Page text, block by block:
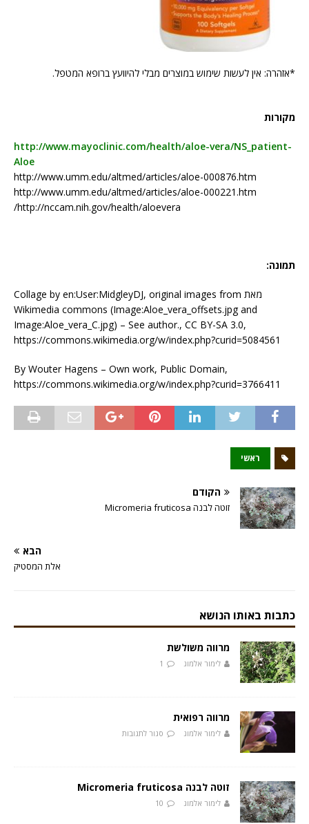
*אזהרה: אין לעשות שימוש במוצרים מבלי להיוועץ ברופא המטפל.
מקורות
http://www.mayoclinic.com/health/aloe-vera/NS_patient-
Aloe
http://www.umm.edu/altmed/articles/aloe-000876.htm
http://www.umm.edu/altmed/articles/aloe-000221.htm
http://nccam.nih.gov/health/aloevera/
תמונה:
מאת Collage by en:User:MidgleyDJ, original images from
Wikimedia commons (Image:Aloe_vera_offsets.jpg and
Image:Aloe_vera_C.jpg) – See author., CC BY-SA 3.0,
https://commons.wikimedia.org/w/index.php?curid=5084561
By Wouter Hagens – Own work, Public Domain,
https://commons.wikimedia.org/w/index.php?curid=3766411
ראשי
הקודם
זוטה לבנה Micromeria fruticosa
הבא
אלת המסטיק
כתבות באותו הנושא
מרווה משולשת
לימור אלמוג 1
מרווה רפואית
לימור אלמוג סגור לתגובות
זוטה לבנה Micromeria fruticosa
לימור אלמוג 10